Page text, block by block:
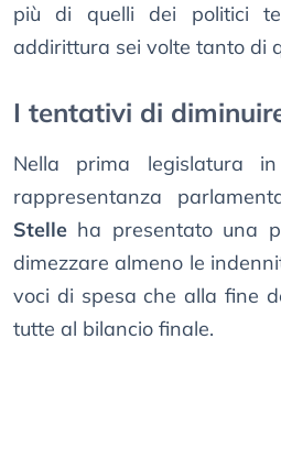
più di quelli dei politici
addirittura sei volte tanto di
I tentativi di
Nella prima legislatura
rappresentanza
Stelle ha presentato una
dimezzare almeno le
voci di spesa che alla fine
tutte al bilancio finale.